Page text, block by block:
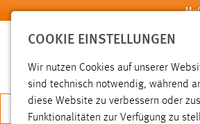
Zum Hauptinhalt springen
JETZT BEWERBEN
COOKIE EINSTELLUNGEN
Wir nutzen Cookies auf unserer
sind technisch notwendig, während
diese Website zu verbessern oder
Funktionalitäten zur Verfügung zu